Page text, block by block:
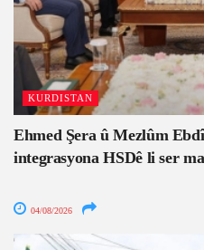
KURDISTAN
Ehmed Şera û Mezlûm
integrasyona HSDê li ser
04/08/2026